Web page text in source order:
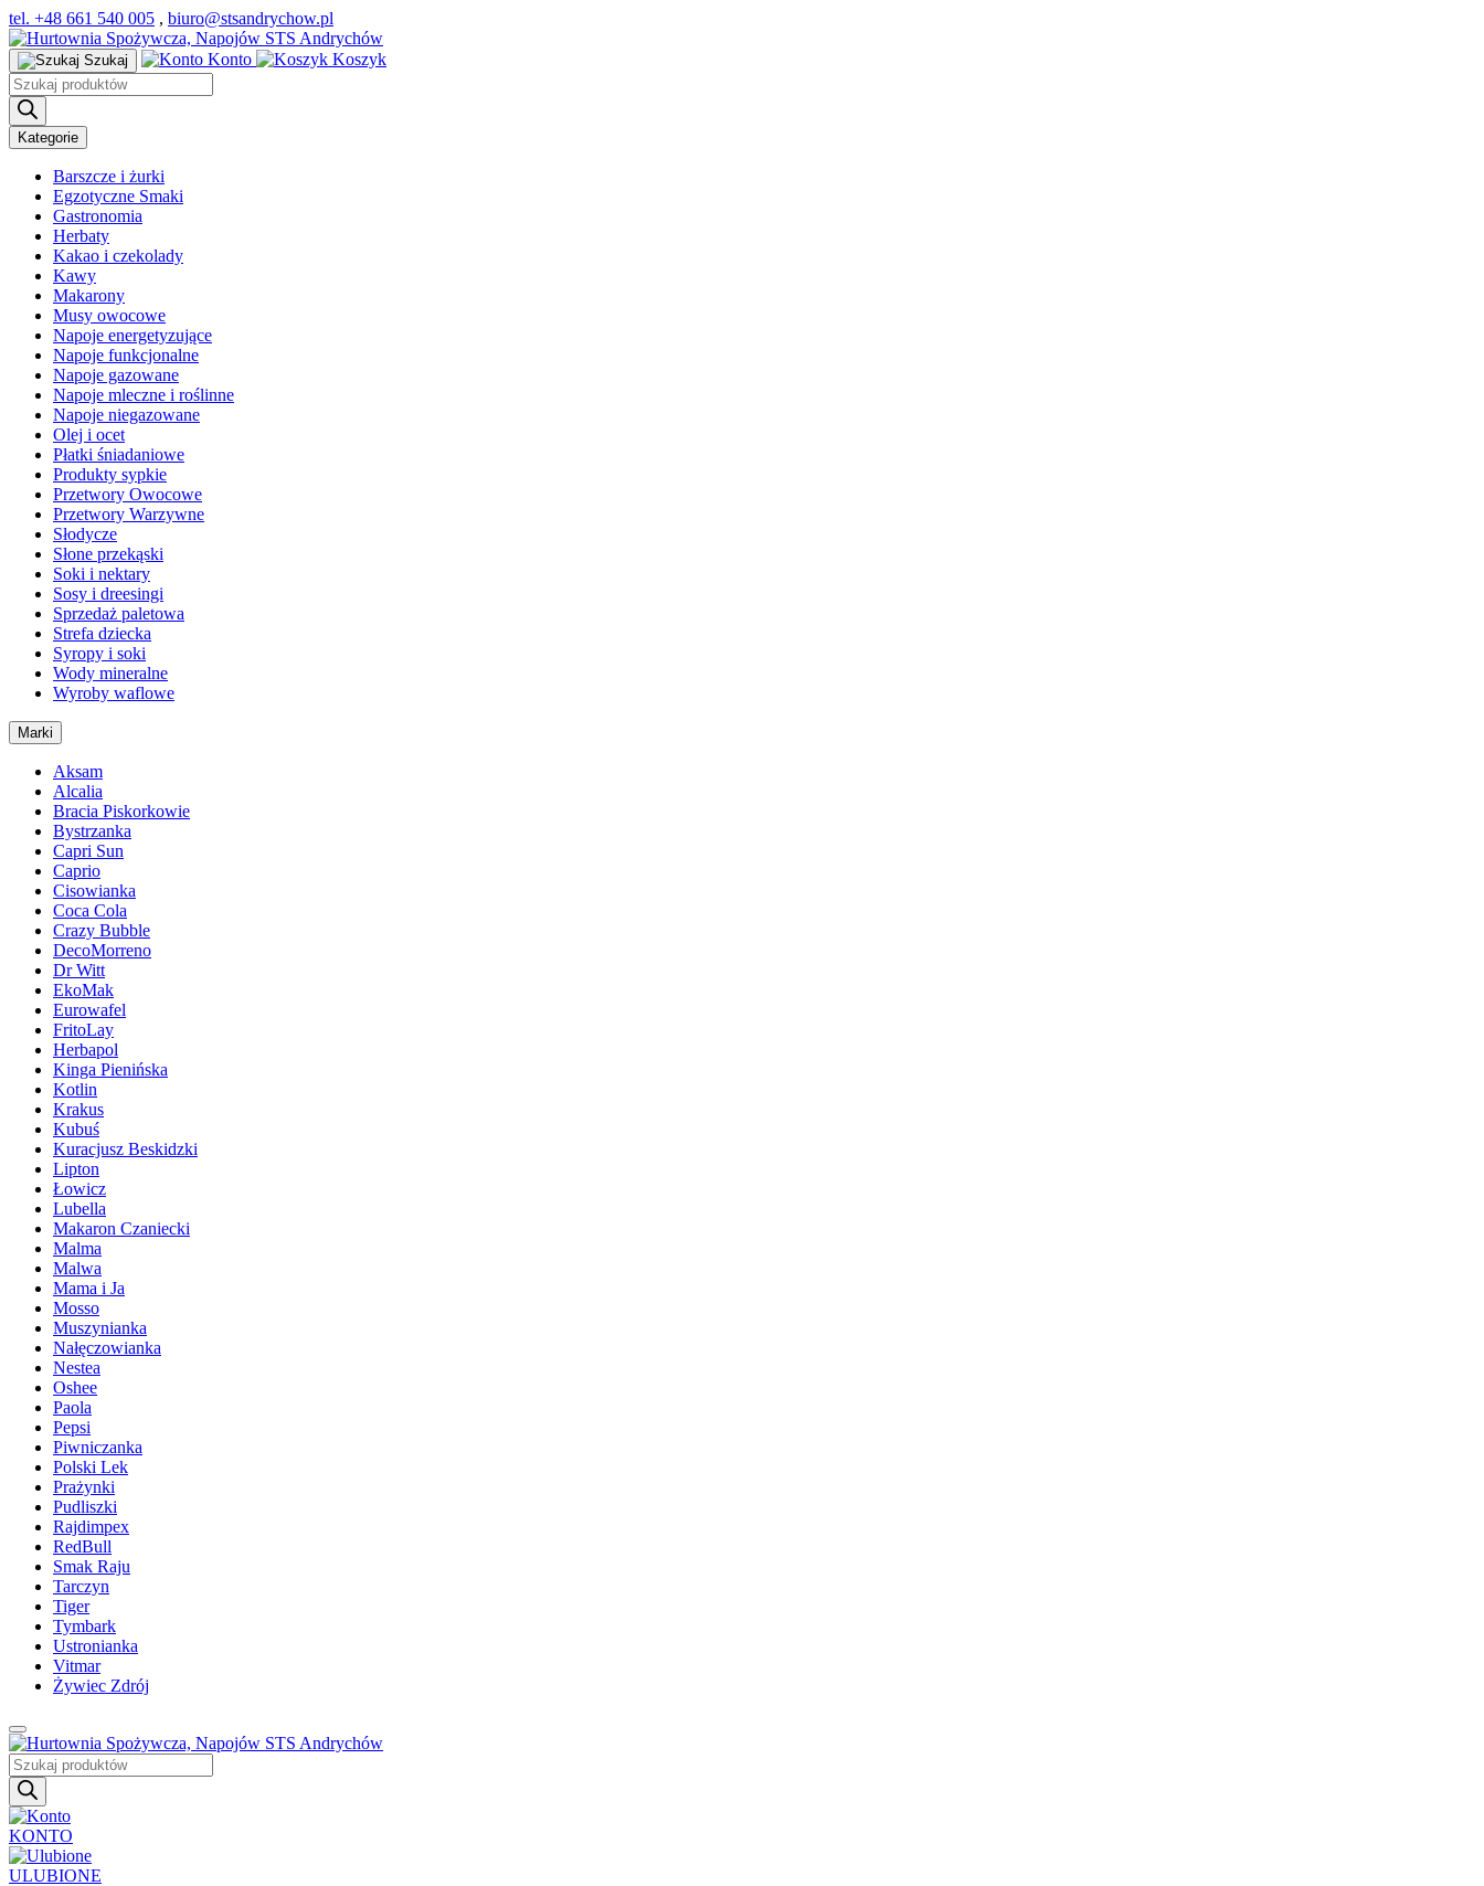
tel. +48 661 540 005 , biuro@stsandrychow.pl
Szukaj Konto
Koszyk
Wyszukiwarka
produktów
Kategorie
Barszcze i żurki
Egzotyczne Smaki
Gastronomia
Herbaty
Kakao i czekolady
Kawy
Makarony
Musy owocowe
Napoje energetyzujące
Napoje funkcjonalne
Napoje gazowane
Napoje mleczne i roślinne
Napoje niegazowane
Olej i ocet
Płatki śniadaniowe
Produkty sypkie
Przetwory Owocowe
Przetwory Warzywne
Słodycze
Słone przekąski
Soki i nektary
Sosy i dreesingi
Sprzedaż paletowa
Strefa dziecka
Syropy i soki
Wody mineralne
Wyroby waflowe
Marki
Aksam
Alcalia
Bracia Piskorkowie
Bystrzanka
Capri Sun
Caprio
Cisowianka
Coca Cola
Crazy Bubble
DecoMorreno
Dr Witt
EkoMak
Eurowafel
FritoLay
Herbapol
Kinga Pienińska
Kotlin
Krakus
Kubuś
Kuracjusz Beskidzki
Lipton
Łowicz
Lubella
Makaron Czaniecki
Malma
Malwa
Mama i Ja
Mosso
Muszynianka
Nałęczowianka
Nestea
Oshee
Paola
Pepsi
Piwniczanka
Polski Lek
Prażynki
Pudliszki
Rajdimpex
RedBull
Smak Raju
Tarczyn
Tiger
Tymbark
Ustronianka
Vitmar
Żywiec Zdrój
Wyszukiwarka
produktów
KONTO
ULUBIONE